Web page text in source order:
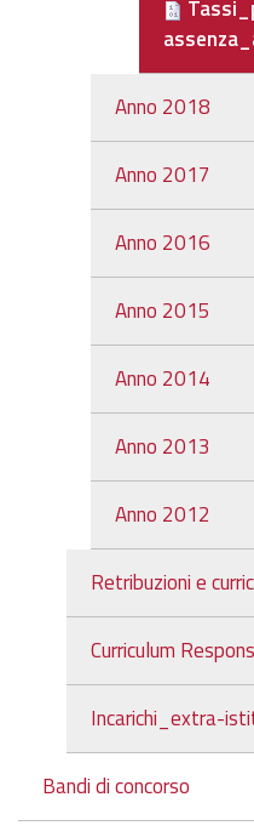
Anno 2018
Anno 2017
Anno 2016
Anno 2015
Anno 2014
Anno 2013
Anno 2012
Retribuzioni e
Curriculum
Incarichi_extra-
Bandi di concorso